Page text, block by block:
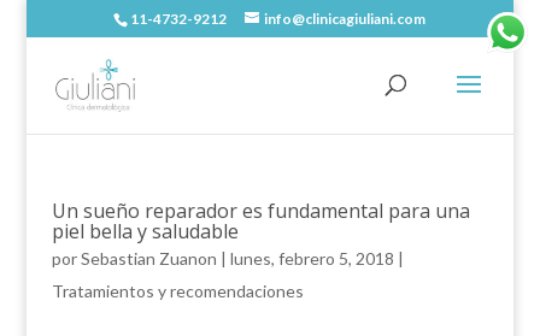
11-4732-9212 info@clinicagiuliani.com
Un sueño reparador es fundamental para una
piel bella y saludable
porSebastian Zuanon | lunes, febrero 5, 2018 |
Tratamientos y recomendaciones